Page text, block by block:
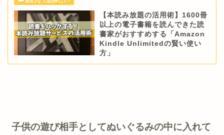
【本読み放題の活用術】1600冊
以上の電子書籍を読んできた読
書家がおすすめする「Amazon
Kindle Unlimitedの賢い使い
方」
子供の遊び相手としてぬいぐるみの中に入れて